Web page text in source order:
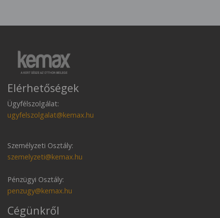
Elérhetőségek
Ügyfélszolgálat:
ugyfelszolgalat@kemax.hu
Személyzeti Osztály:
szemelyzeti@kemax.hu
Pénzügyi Osztály:
penzugy@kemax.hu
Cégünkről